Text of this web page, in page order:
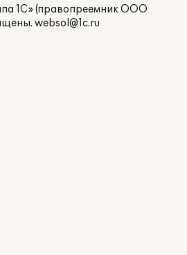
1С» (правопреемник ООО
websol@1c.ru